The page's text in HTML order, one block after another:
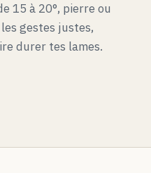
15 à 20°, pierre ou
gestes justes,
durer tes lames.